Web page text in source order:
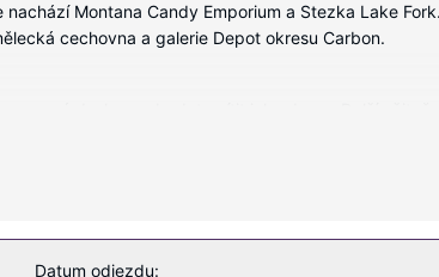
Montana Candy Emporium a Stezka Lake
cechovna a galerie Depot okresu Carbon.
Datum odjezdu: